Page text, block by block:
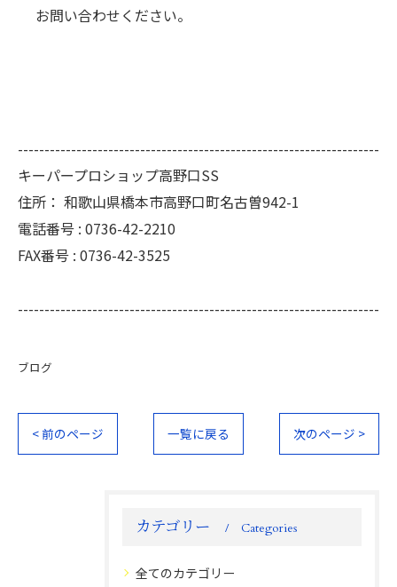
お問い合わせください。
--------------------------------------------------------------------
キーパープロショップ高野口SS
住所： 和歌山県橋本市高野口町名古曽942-1
電話番号 : 0736-42-2210
FAX番号 : 0736-42-3525
--------------------------------------------------------------------
ブログ
< 前のページ 一覧に戻る 次のページ >
カテゴリー Categories
全てのカテゴリー